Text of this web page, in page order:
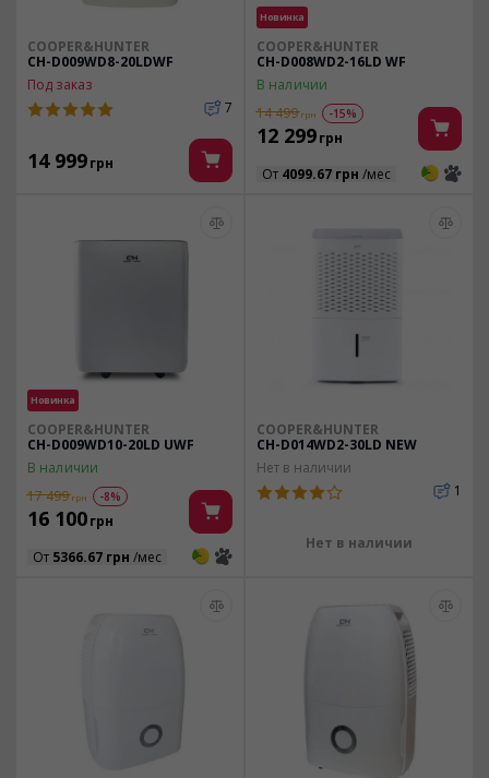
COOPER&HUNTER
CH-D009WD8-20LDWF
Под заказ
7
14 999грн
Новинка
COOPER&HUNTER
CH-D008WD2-16LD WF
В наличии
14 499 грн -15%
12 299грн
От 4099.67 грн /мес 3 3
Новинка
COOPER&HUNTER
CH-D009WD10-20LD UWF
В наличии
17 499 грн -8%
16 100грн
От 5366.67 грн /мес 3 3
COOPER&HUNTER
CH-D014WD2-30LD NEW
Нет в наличии
1
Нет в наличии